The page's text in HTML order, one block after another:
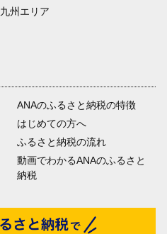
九州エリア
ANAのふるさと納税の特徴
はじめての方へ
ふるさと納税の流れ
動画でわかるANAのふるさと
納税